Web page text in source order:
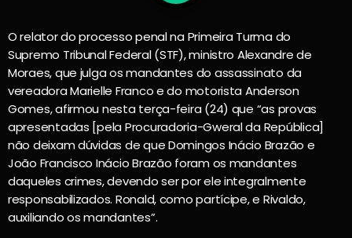
O relator do processo penal na Primeira Turma do
Supremo Tribunal Federal (STF), ministro Alexandre de
Moraes, que julga os mandantes do assassinato da
vereadora Marielle Franco e do motorista Anderson
Gomes, afirmou nesta terça-feira (24) que “as provas
apresentadas [pela Procuradoria-Gweral da República]
não deixam dúvidas de que Domingos Inácio Brazão e
João Francisco Inácio Brazão foram os mandantes
daqueles crimes, devendo ser por ele integralmente
responsabilizados. Ronald, como partícipe, e Rivaldo,
auxiliando os mandantes”.